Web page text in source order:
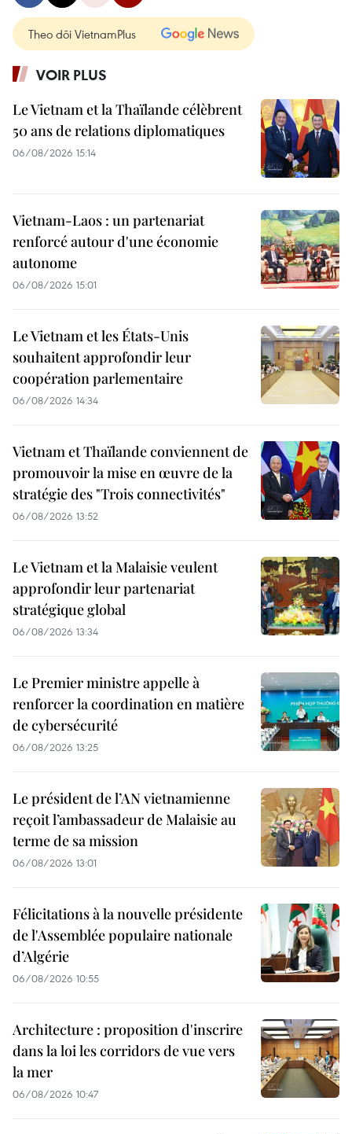
Theo dõi VietnamPlus
VOIR PLUS
Le Vietnam et la Thaïlande célèbrent
50 ans de relations diplomatiques
06/08/2026 15:14
Vietnam-Laos : un partenariat
renforcé autour d'une économie
autonome
06/08/2026 15:01
Le Vietnam et les États-Unis
souhaitent approfondir leur
coopération parlementaire
06/08/2026 14:34
Vietnam et Thaïlande conviennent de
promouvoir la mise en œuvre de la
stratégie des "Trois connectivités"
06/08/2026 13:52
Le Vietnam et la Malaisie veulent
approfondir leur partenariat
stratégique global
06/08/2026 13:34
Le Premier ministre appelle à
renforcer la coordination en matière
de cybersécurité
06/08/2026 13:25
Le président de l’AN vietnamienne
reçoit l’ambassadeur de Malaisie au
terme de sa mission
06/08/2026 13:01
Félicitations à la nouvelle présidente
de l'Assemblée populaire nationale
d’Algérie
06/08/2026 10:55
Architecture : proposition d'inscrire
dans la loi les corridors de vue vers
la mer
06/08/2026 10:47